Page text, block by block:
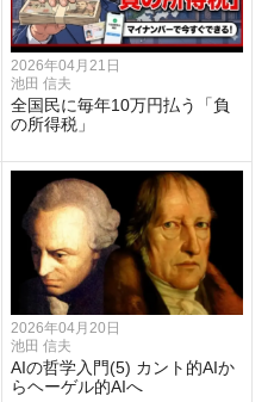
2026年04月21日
池田 信夫
全国民に毎年10万円払う「負
の所得税」
2026年04月20日
池田 信夫
AIの哲学入門(5) カント的AIか
らヘーゲル的AIへ